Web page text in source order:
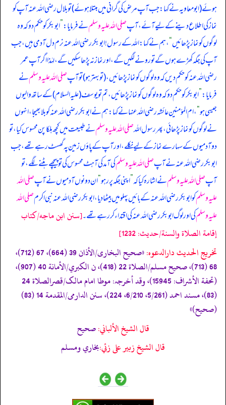
ہوئے (ابومعاویہ نے کہا: جب آپ مرض کی گرانی میں مبتلا ہوئے) تو بلال رضی اللہ عنہ آپ کو
نماز کی اطلاع دینے کے لیے آئے، آپصلی اللہ علیہ وسلمنے فرمایا:”ابوبکر کو حکم دو کہ وہ
لوگوں کو نماز پڑھائیں“، ہم نے کہا: اللہ کے رسول! ابوبکر رضی اللہ عنہ نرم دل آدمی ہیں، جب
آپ کی جگہ کھڑے ہوں گے تو رونے لگیں گے، اور نماز نہ پڑھا سکیں گے، لہٰذا اگر آپ عمر
رضی اللہ عنہ کو حکم دیں کہ وہ لوگوں کو نماز پڑھائیں، (تو بہتر ہو) تو آپصلی اللہ علیہ وسلمنے
فرمایا:”ابوبکر کو حکم دو کہ وہ لوگوں کو نماز پڑھائیں، تم تو یوسف (علیہ السلام) کے ساتھ والیوں
جیسی ہو“، ام المؤمنین عائشہ رضی اللہ عنہا نے کہا: ہم نے ابوبکر رضی اللہ عنہ کو بلا بھیجا، انہوں
نے لوگوں کو نماز پڑھائی، پھر رسول اللہصلی اللہ علیہ وسلمنے طبیعت میں کچھ ہلکا پن محسوس کیا، تو
دو آدمیوں کے سہارے نماز کے لیے نکلے، اور آپ کے پاؤں زمین پہ گھسٹ رہے تھے، جب
ابوبکر رضی اللہ عنہ نے آپصلی اللہ علیہ وسلمکی آمد کی آہٹ محسوس کی تو پیچھے ہٹنے لگے، تو
آپصلی اللہ علیہ وسلمنے اشارہ کیا کہ”اپنی جگہ پر رہو“ان دونوں آدمیوں نے آپصلی اللہ
علیہ وسلمکو ابوبکر رضی اللہ عنہ کے بائیں پہلو میں بیٹھا دیا، ابوبکر رضی اللہ عنہ نبی اکرمصلی اللہ
علیہ وسلمکی اور لوگ ابوبکر رضی اللہ عنہ کی اقتداء کر رہے تھے۔[سنن ابن ماجه/كتاب
إقامة الصلاة والسنة/حدیث: 1232]
تخریج الحدیث دارالدعوہ:
«‏‏‏‏صحیح البخاری/الأذان 39 (664)، 67 (712)،
68 (713)، صحیح مسلم/الصلاة 22 (418)، ن الکبري/الأمانة 40 (907)،
(تحفة الأشراف: 15945)، وقد أخرجہ: موطا امام مالک/قصرالصلاة 24
(83)، مسند احمد (5/261، 6/210، 224)، سنن الدارمی/المقدمة 14 (83)
(صحیح)»
قال الشيخ الألباني:صحيح
قال الشيخ زبير على زئي:بخاري ومسلم